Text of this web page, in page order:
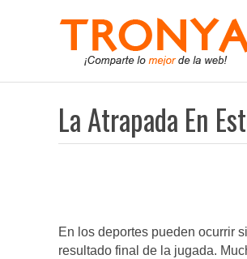
La Atrapada En
En los deportes pueden ocurrir
resultado final de la jugada.